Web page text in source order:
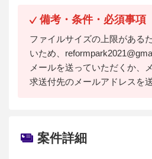
備考・条件・必須事項
ファイルサイズの上限がある
いため、
メールを送っていただくか、
求送付先のメールアドレスを
案件詳細